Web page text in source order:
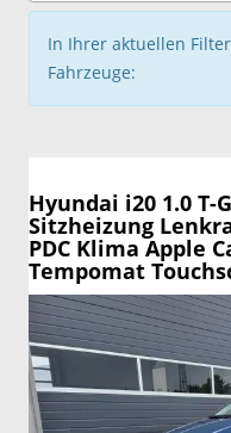
In Ihrer aktuellen
Fahrzeuge:
Hyundai i20 1.0 T-
Sitzheizung
PDC Klima Apple
Tempomat